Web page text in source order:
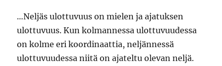
…Neljäs ulottuvuus on mielen ja ajatuksen
ulottuvuus. Kun kolmannessa ulottuvuudessa
on kolme eri koordinaattia, neljännessä
ulottuvuudessa niitä on ajateltu olevan neljä.